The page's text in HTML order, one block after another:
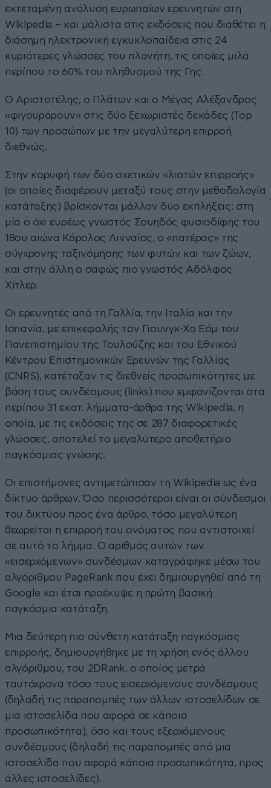
εκτεταμένη ανάλυση ευρωπαίων ερευνητών στη
Wikipedia – και μάλιστα στις εκδόσεις που διαθέτει η
διάσημη ηλεκτρονική εγκυκλοπαίδεια στις 24
κυριότερες γλώσσες του πλανήτη, τις οποίες μιλά
περίπου το 60% του πληθυσμού της Γης.
Ο Αριστοτέλης, ο Πλάτων και ο Μέγας Αλέξανδρος
«φιγουράρουν» στις δύο ξεχωριστές δεκάδες (Top
10) των προσώπων με την μεγαλύτερη επιρροή
διεθνώς.
Στην κορυφή των δύο σχετικών «λιστών επιρροής»
(οι οποίες διαφέρουν μεταξύ τους στην μεθοδολογία
κατάταξης) βρίσκονται μάλλον δύο εκπλήξεις: στη
μία ο όχι ευρέως γνωστός Σουηδός φυσιοδίφης του
18ου αιώνα Κάρολος Λινναίος, ο «πατέρας» της
σύγχρονης ταξινόμησης των φυτών και των ζώων,
και στην άλλη ο σαφώς πιο γνωστός Αδόλφος
Χίτλερ.
Οι ερευνητές από τη Γαλλία, την Ιταλία και την
Ισπανία, με επικεφαλής τον Γιουνγκ-Χο Εόμ του
Πανεπιστημίου της Τουλούζης και του Εθνικού
Κέντρου Επιστημονικών Ερευνών της Γαλλίας
(CNRS), κατέταξαν τις διεθνείς προσωπικότητες με
βάση τους συνδέσμους (links) που εμφανίζονται στα
περίπου 31 εκατ. λήμματα-άρθρα της Wikipedia, η
οποία, με τις εκδόσεις της σε 287 διαφορετικές
γλώσσες, αποτελεί το μεγαλύτερο αποθετήριο
παγκόσμιας γνώσης.
Οι επιστήμονες αντιμετώπισαν τη Wikipedia ως ένα
δίκτυο άρθρων. Όσο περισσότεροι είναι οι σύνδεσμοι
του δικτύου προς ένα άρθρο, τόσο μεγαλύτερη
θεωρείται η επιρροή του ονόματος που αντιστοιχεί
σε αυτό το λήμμα. Ο αριθμός αυτών των
«εισερχόμενων» συνδέσμων καταγράφηκε μέσω του
αλγόριθμου PageRank που έχει δημιουργηθεί από τη
Google και έτσι προέκυψε η πρώτη βασική
παγκόσμια κατάταξη.
Μια δεύτερη πιο σύνθετη κατάταξη παγκόσμιας
επιρροής, δημιουργήθηκε με τη χρήση ενός άλλου
αλγόριθμου, του 2DRank, ο οποίος μετρά
ταυτόχρονα τόσο τους εισερχόμενους συνδέσμους
(δηλαδή τις παραπομπές των άλλων ιστοσελίδων σε
μια ιστοσελίδα που αφορά σε κάποια
προσωπικότητα), όσο και τους εξερχόμενους
συνδέσμους (δηλαδή τις παραπομπές από μια
ιστοσελίδα που αφορά κάποια προσωπικότητα, προς
άλλες ιστοσελίδες).